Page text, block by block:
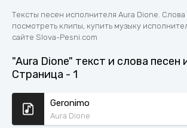
Тексты песен исполнителя Aura Dione. Слова
посмотреть клипы, купить музыку
сайте Slova-Pesni.com
"Aura Dione" текст и слова песен
Страница - 1
Geronimo
Aura Dione